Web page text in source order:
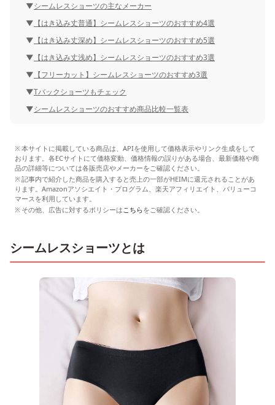
シームレスショーツの主なメーカー
【はき込み丈普通】シームレスショーツのおすすめ4選
【はき込み丈深め】シームレスショーツのおすすめ5選
【はき込み丈浅め】シームレスショーツのおすすめ3選
【フリーカット】シームレスショーツのおすすめ3選
Tバックショーツもチェック
シームレスショーツのおすすめ商品比較一覧表
本サイトに掲載している商品は、APIを使用して価格表示やリンク生成をして
おります。各ECサイトにて価格変動、価格情報の誤りがある場合、最新価格や商
品の詳細等については各販売店やメーカーをご確認ください。
記事内で紹介した商品を購入すると売上の一部がHEIMに還元されることがあ
ります。Amazonアソシエイト・プログラム、楽天アフィリエイト、バリューコ
マースを利用しています。
その他、広告に対するポリシーはこちらをご確認ください。
シームレスショーツとは